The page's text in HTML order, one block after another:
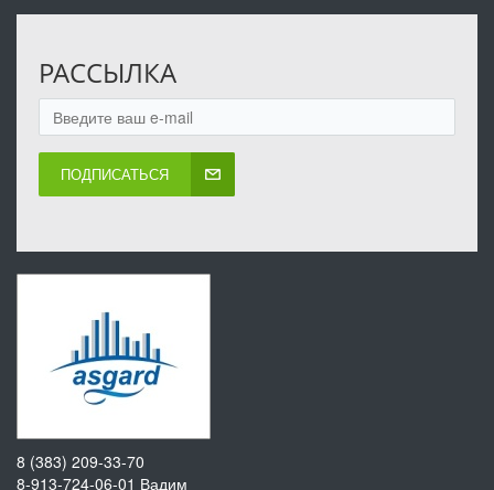
РАССЫЛКА
ПОДПИСАТЬСЯ
8 (383) 209-33-70
8-913-724-06-01 Вадим